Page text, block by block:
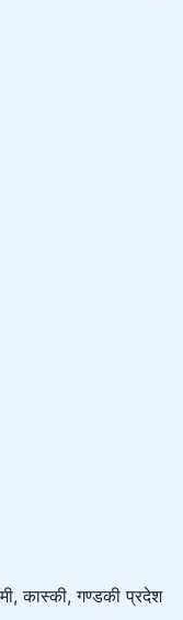
कास्की, गण्डकी प्रदेश